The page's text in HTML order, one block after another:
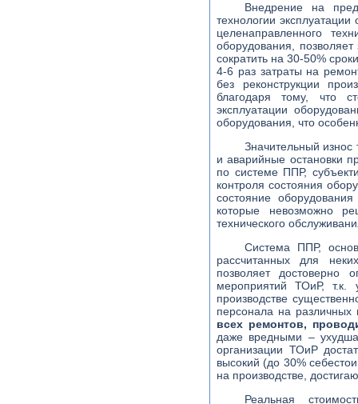
Внедрение на
технологии
целенаправленного
оборудования,
сократить на 30-50%
4-6 раз затраты на
без реконструкции
благодаря тому, что
эксплуатации
оборудования, что
Значительный износ
и аварийные остановки
по системе ППР,
контроля состояния
состояние
которые невозможно
технического
Система ППР,
рассчитанных для
позволяет
мероприятий ТОиР, т.к.
производстве
персонала на
всех ремонтов,
даже вредными –
организации ТОиР
высокий (до 30%
на производстве,
Реальная